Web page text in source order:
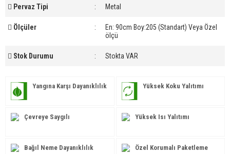
Pervaz Tipi : Metal
Ölçüler :
En: 90cm Boy:205 (Standart) Veya Özel
ölçü
Stok Durumu : Stokta VAR
Yangına Karşı Dayanıklılık Yüksek Koku Yalıtımı
Çevreye Saygılı Yüksek Isı Yalıtımı
Bağıl Neme Dayanıklılık Özel Korumalı Paketleme